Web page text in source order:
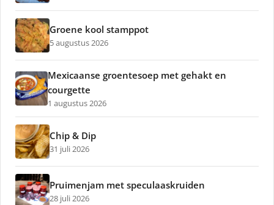
Groene kool stamppot
5 augustus 2026
Mexicaanse groentesoep met gehakt en
courgette
1 augustus 2026
Chip & Dip
31 juli 2026
Pruimenjam met speculaaskruiden
28 juli 2026